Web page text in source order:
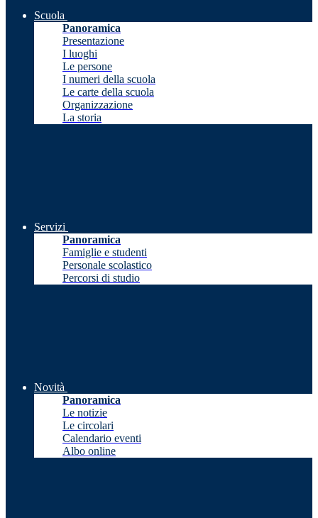
Scuola
Panoramica
Presentazione
I luoghi
Le persone
I numeri della scuola
Le carte della scuola
Organizzazione
La storia
Servizi
Panoramica
Famiglie e studenti
Personale scolastico
Percorsi di studio
Novità
Panoramica
Le notizie
Le circolari
Calendario eventi
Albo online